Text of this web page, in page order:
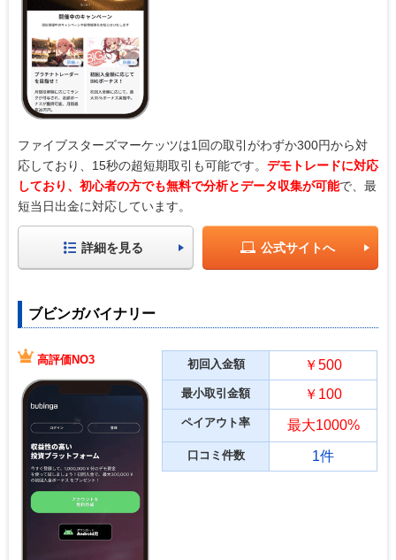
ファイブスターズマーケッツは1回の取引がわずか300円から対
応しており、15秒の超短期取引も可能です。 デモトレードに対応
しており、初心者の方でも無料で分析とデータ収集が可能で、最
短当日出金に対応しています。
詳細を見る 公式サイトへ
ブビンガバイナリー
高評価NO3 初回入金額 ￥500
最小取引金額 ￥100
ペイアウト率 最大1000%
口コミ件数 1件